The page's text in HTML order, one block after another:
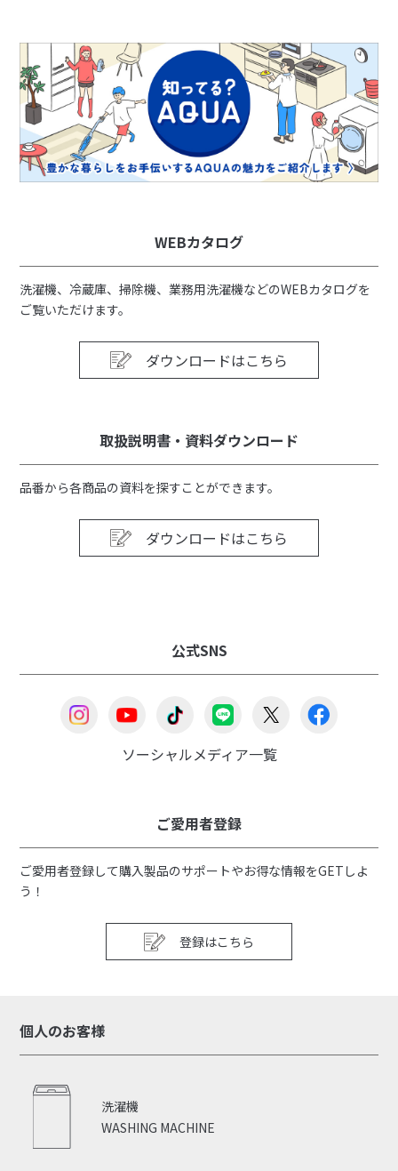
WEBカタログ
洗濯機、冷蔵庫、掃除機、業務用洗濯機などのWEBカタログを
ご覧いただけます。
ダウンロードはこちら
取扱説明書・資料ダウンロード
品番から各商品の資料を探すことができます。
ダウンロードはこちら
公式SNS
ソーシャルメディア一覧
ご愛用者登録
ご愛用者登録して購入製品のサポートやお得な情報をGETしよ
う！
登録はこちら
個人のお客様
WASHING MACHINE
洗濯機